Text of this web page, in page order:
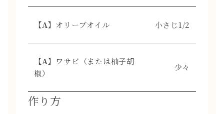
【A】 オリーブオイル 小さじ1/2
【A】 ワサビ（または柚子胡
椒）
少々
作り方